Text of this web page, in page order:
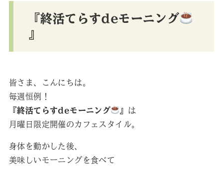
『終活てらすdeモーニング
』
皆さま、こんにちは。
毎週恒例！
『終活てらすdeモーニング
』 は
月曜日限定開催のカフェスタイル。
身体を動かした後、
美味しいモーニングを食べて